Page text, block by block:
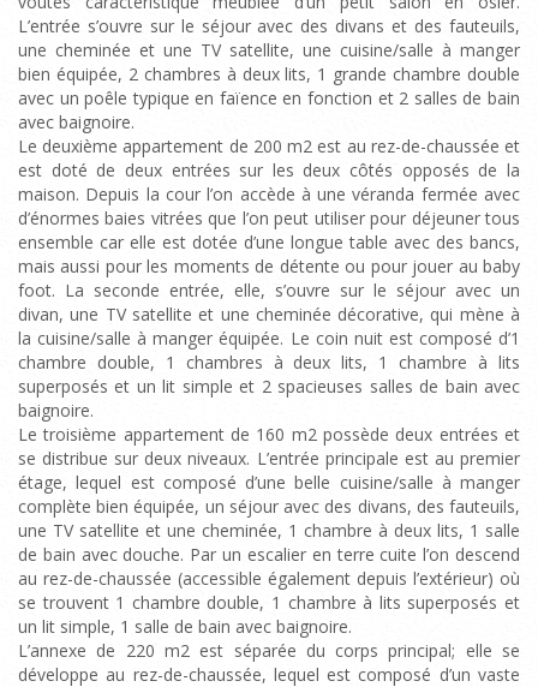
L’entrée s’ouvre sur le séjour avec des divans et des fauteuils,
une cheminée et une TV satellite, une cuisine/salle à manger
bien équipée, 2 chambres à deux lits, 1 grande chambre double
avec un poêle typique en faïence en fonction et 2 salles de bain
avec baignoire.
Le deuxième appartement de 200 m2 est au rez-de-chaussée et
est doté de deux entrées sur les deux côtés opposés de la
maison. Depuis la cour l’on accède à une véranda fermée avec
d’énormes baies vitrées que l’on peut utiliser pour déjeuner tous
ensemble car elle est dotée d’une longue table avec des bancs,
mais aussi pour les moments de détente ou pour jouer au baby
foot. La seconde entrée, elle, s’ouvre sur le séjour avec un
divan, une TV satellite et une cheminée décorative, qui mène à
la cuisine/salle à manger équipée. Le coin nuit est composé d’1
chambre double, 1 chambres à deux lits, 1 chambre à lits
superposés et un lit simple et 2 spacieuses salles de bain avec
baignoire.
Le troisième appartement de 160 m2 possède deux entrées et
se distribue sur deux niveaux. L’entrée principale est au premier
étage, lequel est composé d’une belle cuisine/salle à manger
complète bien équipée, un séjour avec des divans, des fauteuils,
une TV satellite et une cheminée, 1 chambre à deux lits, 1 salle
de bain avec douche. Par un escalier en terre cuite l’on descend
au rez-de-chaussée (accessible également depuis l’extérieur) où
se trouvent 1 chambre double, 1 chambre à lits superposés et
un lit simple, 1 salle de bain avec baignoire.
L’annexe de 220 m2 est séparée du corps principal; elle se
développe au rez-de-chaussée, lequel est composé d’un vaste